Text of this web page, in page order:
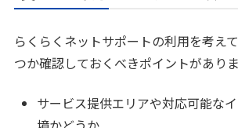
らくらくネットサポートの利用を考え
つか確認しておくべきポイントがありま
サービス提供エリアや対応可能な